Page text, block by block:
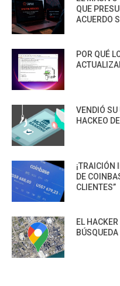
QUE
ACUERDO
POR QUÉ
VENDIÓ SU
HACKEO
¡TRAICIÓN
DE
CLIENTES”
EL